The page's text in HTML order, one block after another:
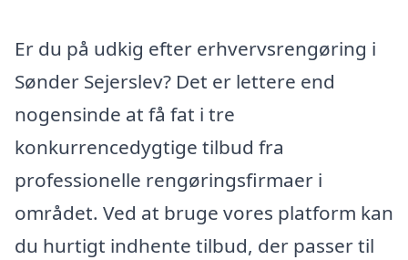
Er du på udkig efter erhvervsrengøring i
Sønder Sejerslev? Det er lettere end
nogensinde at få fat i tre
konkurrencedygtige tilbud fra
professionelle rengøringsfirmaer i
området. Ved at bruge vores platform kan
du hurtigt indhente tilbud, der passer til